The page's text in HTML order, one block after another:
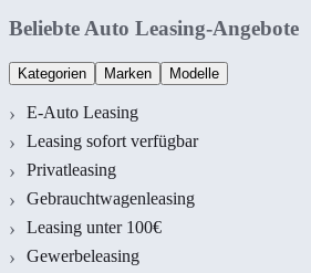
Beliebte Auto Leasing-Angebote
Kategorien Marken Modelle
E-Auto Leasing
Leasing sofort verfügbar
Privatleasing
Gebrauchtwagenleasing
Leasing unter 100€
Gewerbeleasing